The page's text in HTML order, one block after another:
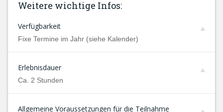
Weitere wichtige Infos:
Verfügbarkeit
Fixe Termine im Jahr (siehe Kalender)
Erlebnisdauer
Ca. 2 Stunden
Allgemeine Voraussetzungen für die Teilnahme